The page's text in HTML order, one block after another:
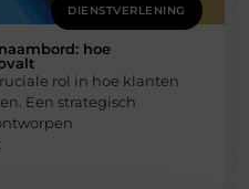
DIENSTVERLENING
hoe
rol in hoe klanten
Een strategisch